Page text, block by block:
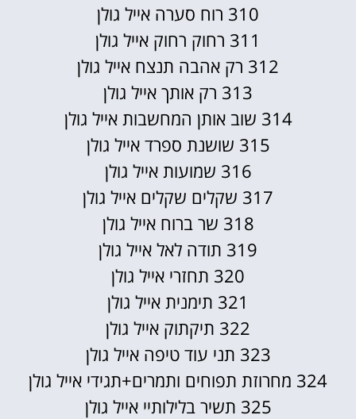
310 רוח סערה אייל גולן
311 רחוק רחוק אייל גולן
312 רק אהבה תנצח אייל גולן
313 רק אותך אייל גולן
314 שוב אותן המחשבות אייל גולן
315 שושנת ספרד אייל גולן
316 שמועות אייל גולן
317 שקלים שקלים אייל גולן
318 שר ברוח אייל גולן
319 תודה לאל אייל גולן
320 תחזרי אייל גולן
321 תימנית אייל גולן
322 תיקתוק אייל גולן
323 תני עוד טיפה אייל גולן
324 מחרוזת תפוחים ותמרים+תגידי אייל גולן
325 תשיר בלילותיי אייל גולן